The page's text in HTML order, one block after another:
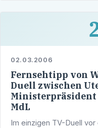
02.03.2006
Fernsehtipp von
Duell zwischen
Ministerpräsident
MdL
Im einzigen TV-Duell